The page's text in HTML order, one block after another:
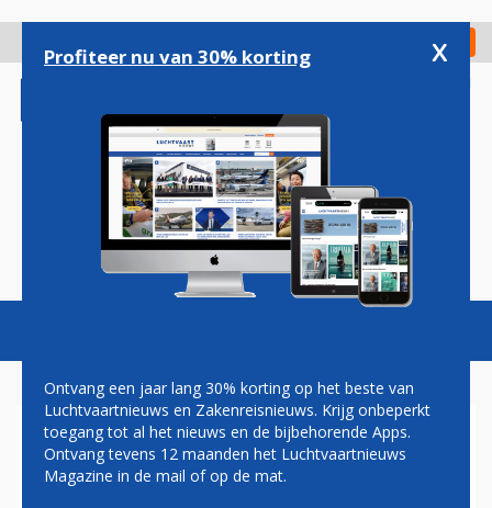
gaan
Check in
Magazine Podcasts Vacatures
GOOF BAKKER: GEACHTE
MENEER O'LEARY...
Profiteer nu van 30% korting x
Ontvang een jaar lang 30% korting op het beste van
Luchtvaartnieuws en Zakenreisnieuws. Krijg onbeperkt
toegang tot al het nieuws en de bijbehorende Apps.
Ontvang tevens 12 maanden het Luchtvaartnieuws
Magazine in de mail of op de mat.